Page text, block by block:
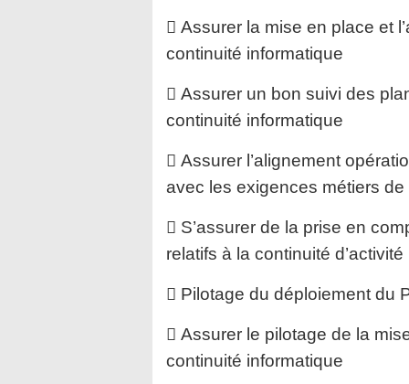
 Assurer la mise en place et
continuité informatique
 Assurer un bon suivi des
continuité informatique
 Assurer l’alignement
avec les exigences métiers de
 S’assurer de la prise en
relatifs à la continuité d’activité
 Pilotage du déploiement du
 Assurer le pilotage de la
continuité informatique